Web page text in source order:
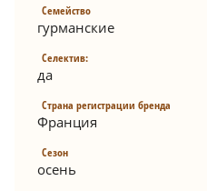
Семейство
гурманские
Селектив:
да
Страна регистрации бренда
Франция
Сезон
осень